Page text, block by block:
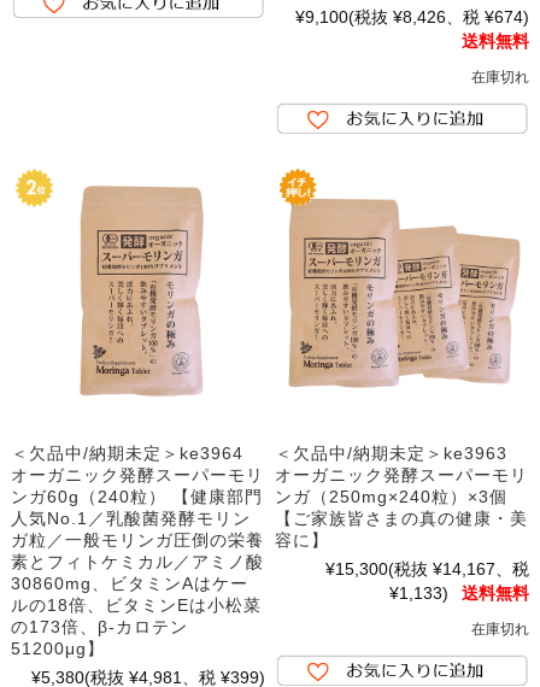
¥9,100(税抜 ¥8,426、税 ¥674)
送料無料
在庫切れ
＜欠品中/納期未定＞ke3964
オーガニック発酵スーパーモリ
ンガ60g（240粒） 【健康部門
人気No.1／乳酸菌発酵モリン
ガ粒／一般モリンガ圧倒の栄養
素とフィトケミカル／アミノ酸
30860mg、ビタミンAはケー
ルの18倍、ビタミンEは小松菜
の173倍、β-カロテン
51200μg】
¥5,380(税抜 ¥4,981、税 ¥399)
＜欠品中/納期未定＞ke3963
オーガニック発酵スーパーモリ
ンガ（250mg×240粒）×3個
【ご家族皆さまの真の健康・美
容に】
¥15,300(税抜 ¥14,167、税
¥1,133)
送料無料
在庫切れ